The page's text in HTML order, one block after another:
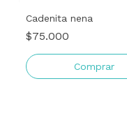
Cadenita nena
$75.000
Comprar